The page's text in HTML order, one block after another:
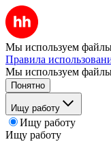
Мы используем файлы
Правила
Мы используем
Понятно
Ищу работу
Ищу работу
Ищу работу